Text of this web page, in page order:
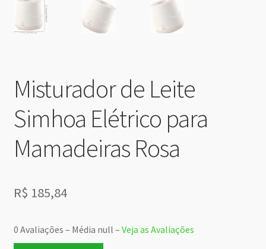
Misturador de Leite
Simhoa Elétrico para
Mamadeiras Rosa
R$ 185,84
0 Avaliações – Média null – Veja as Avaliações